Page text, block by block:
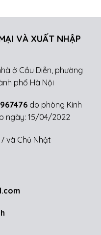
VÀ XUẤT NHẬP
ở Cầu Diễn, phường
phố Hà Nội
do phòng Kinh
ngày: 15/04/2022
và Chủ Nhật